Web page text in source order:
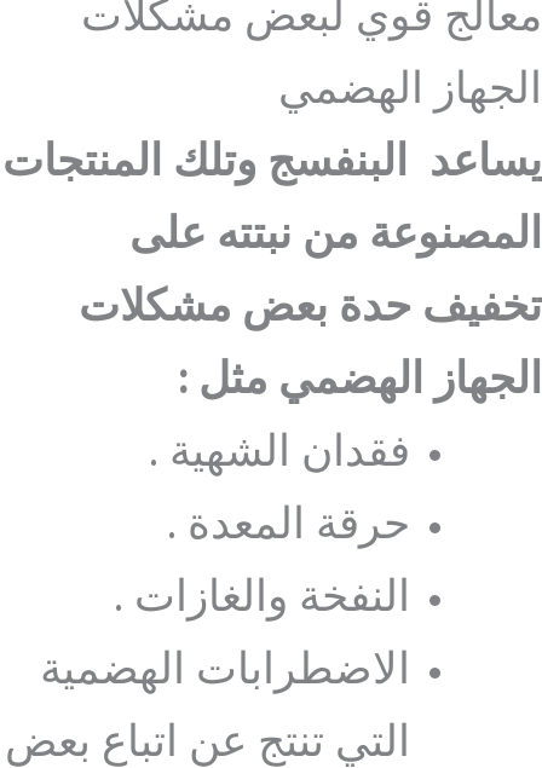
معالج قوي لبعض مشكلات
الجهاز الهضمي
يساعد البنفسج وتلك المنتجات
المصنوعة من نبتته على
تخفيف حدة بعض مشكلات
الجهاز الهضمي مثل :
فقدان الشهية .
حرقة المعدة .
النفخة والغازات .
الاضطرابات الهضمية
التي تنتج عن اتباع بعض